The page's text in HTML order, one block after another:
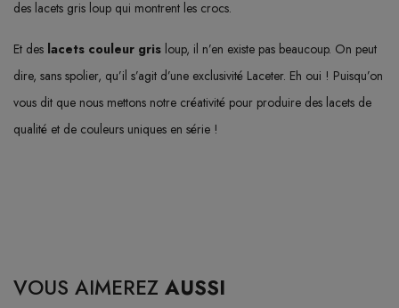
des lacets gris loup qui montrent les crocs.
Et des lacets couleur gris loup, il n’en existe pas beaucoup. On peut
dire, sans spolier, qu’il s’agit d’une exclusivité Laceter. Eh oui ! Puisqu’on
vous dit que nous mettons notre créativité pour produire des lacets de
qualité et de couleurs uniques en série !
VOUS AIMEREZ AUSSI